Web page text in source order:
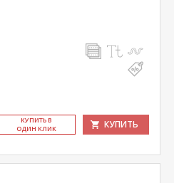
КУ­ПИТЬ В
ОДИН КЛИК
КУПИТЬ